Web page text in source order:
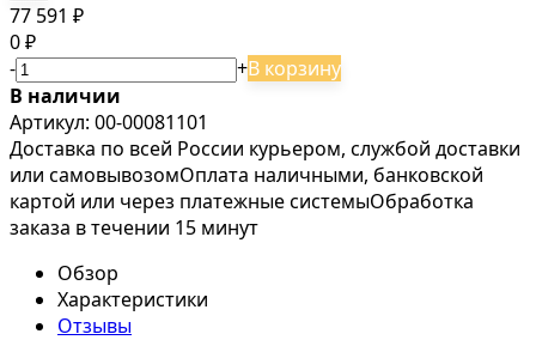
77 591 ₽
0 ₽
- +В корзину
В наличии
Артикул: 00-00081101
Доставка по всей России курьером, службой доставки
или самовывозомОплата наличными, банковской
картой или через платежные системыОбработка
заказа в течении 15 минут
Обзор
Характеристики
Отзывы